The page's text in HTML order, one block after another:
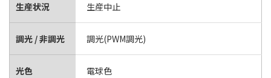
生産状況 生産中止
調光 / 非調光 調光(PWM調光)
光色 電球色